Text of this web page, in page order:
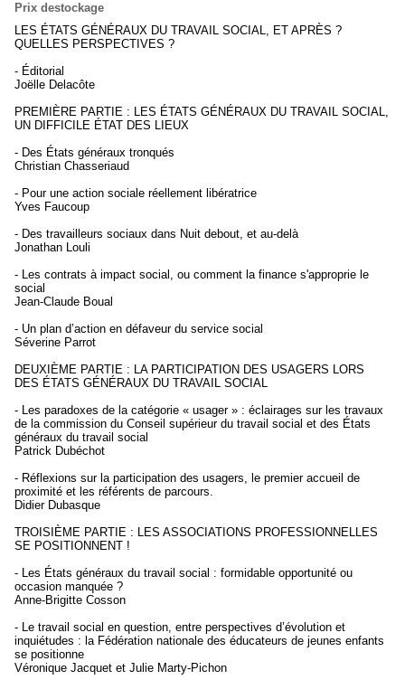
Prix destockage
LES ÉTATS GÉNÉRAUX DU TRAVAIL SOCIAL, ET APRÈS ?
QUELLES PERSPECTIVES ?
- Éditorial
Joëlle Delacôte
PREMIÈRE PARTIE : LES ÉTATS GÉNÉRAUX DU TRAVAIL SOCIAL,
UN DIFFICILE ÉTAT DES LIEUX
- Des États généraux tronqués
Christian Chasseriaud
- Pour une action sociale réellement libératrice
Yves Faucoup
- Des travailleurs sociaux dans Nuit debout, et au-delà
Jonathan Louli
- Les contrats à impact social, ou comment la finance s'approprie le
social
Jean-Claude Boual
- Un plan d’action en défaveur du service social
Séverine Parrot
DEUXIÈME PARTIE : LA PARTICIPATION DES USAGERS LORS
DES ÉTATS GÉNÉRAUX DU TRAVAIL SOCIAL
- Les paradoxes de la catégorie « usager » : éclairages sur les travaux
de la commission du Conseil supérieur du travail social et des États
généraux du travail social
Patrick Dubéchot
- Réflexions sur la participation des usagers, le premier accueil de
proximité et les référents de parcours.
Didier Dubasque
TROISIÈME PARTIE : LES ASSOCIATIONS PROFESSIONNELLES
SE POSITIONNENT !
- Les États généraux du travail social : formidable opportunité ou
occasion manquée ?
Anne-Brigitte Cosson
- Le travail social en question, entre perspectives d’évolution et
inquiétudes : la Fédération nationale des éducateurs de jeunes enfants
se positionne
Véronique Jacquet et Julie Marty-Pichon